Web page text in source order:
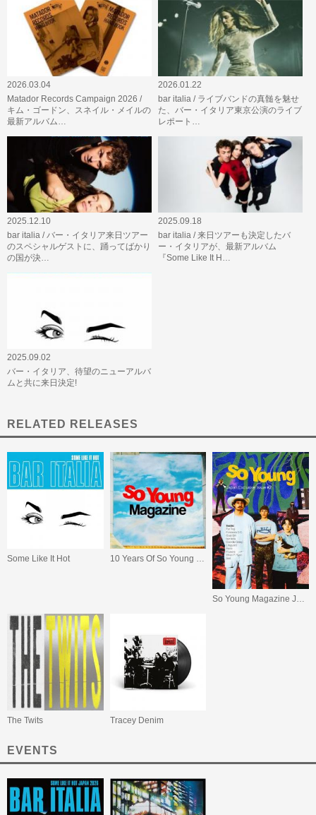
2026.03.04
Matador Records Campaign 2026 /
キム・ゴードン、スネイル・メイルの
最新アルバム…
2026.01.22
bar italia / ライブバンドの真髄を魅せ
た、バー・イタリア東京公演のライブ
レポート…
2025.12.10
bar italia / バー・イタリア来日ツアー
のスペシャルゲストに、踊ってばかり
の国が決…
2025.09.18
bar italia / 来日ツアーも決定したバ
ー・イタリアが、最新アルバム
『Some Like It H…
2025.09.02
バー・イタリア、待望のニューアルバ
ムと共に来日決定!
RELATED RELEASES
Some Like It Hot 10 Years Of So Young Magazine(Blue/Green Vinyl)
So Young Magazine Japan Exclusive Issue #2
The Twits Tracey Denim
EVENTS